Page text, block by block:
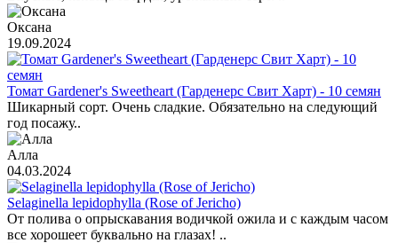
Оксана
19.09.2024
Томат Gardener's Sweetheart (Гарденерс Свит Харт) - 10 семян
Шикарный сорт. Очень сладкие. Обязательно на следующий
год посажу..
Алла
04.03.2024
Selaginella lepidophylla (Rose of Jericho)
От полива о опрыскавания водичкой ожила и с каждым часом
все хорошеет буквально на глазах! ..